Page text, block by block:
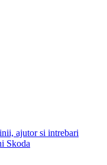
ajutor si intrebari
Skoda